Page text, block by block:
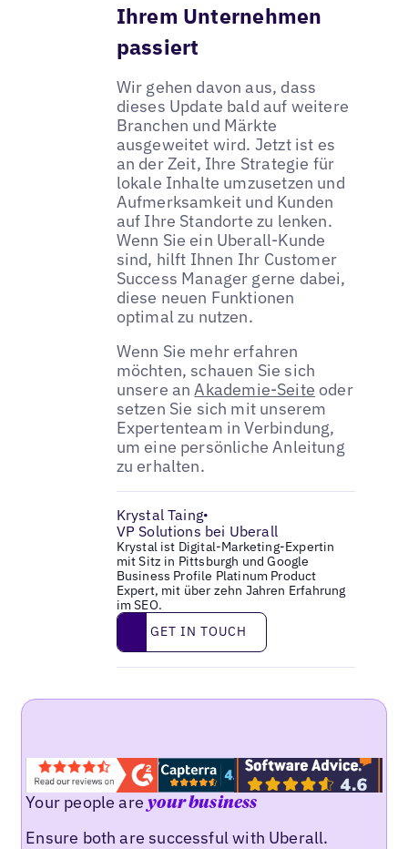
Ihrem Unternehmen
passiert
Wir gehen davon aus, dass
dieses Update bald auf weitere
Branchen und Märkte
ausgeweitet wird. Jetzt ist es
an der Zeit, Ihre Strategie für
lokale Inhalte umzusetzen und
Aufmerksamkeit und Kunden
auf Ihre Standorte zu lenken.
Wenn Sie ein Uberall-Kunde
sind, hilft Ihnen Ihr Customer
Success Manager gerne dabei,
diese neuen Funktionen
optimal zu nutzen.
Wenn Sie mehr erfahren
möchten, schauen Sie sich
unsere anAkademie-Seite oder
setzen Sie sich mit unserem
Expertenteam in Verbindung,
um eine persönliche Anleitung
zu erhalten.
Krystal Taing•
VP Solutions bei Uberall
Krystal ist Digital-Marketing-Expertin
mit Sitz in Pittsburgh und Google
Business Profile Platinum Product
Expert, mit über zehn Jahren Erfahrung
im SEO.
Get in touch
GET IN TOUCH
Your people areyour business
Ensure both are successful with Uberall.